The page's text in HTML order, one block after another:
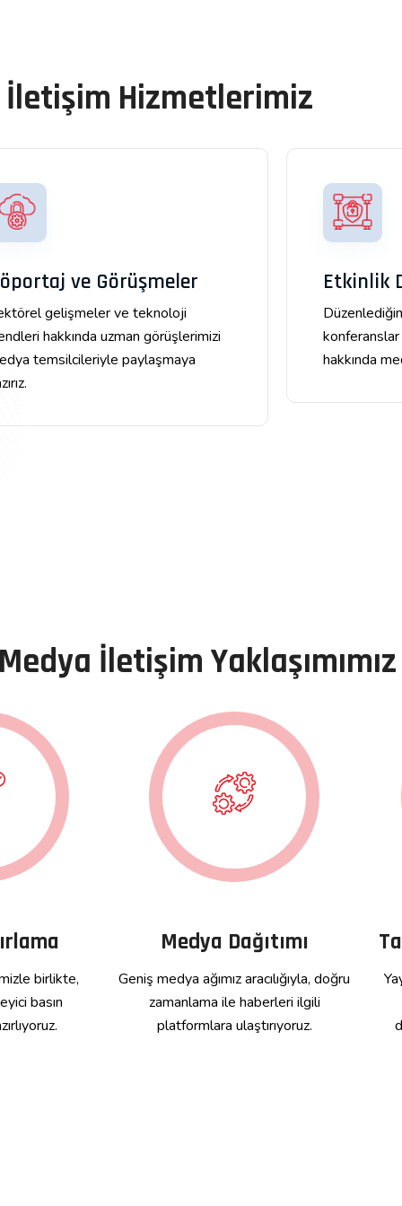
İletişim Hizmetlerimiz
ve Görüşmeler
gelişmeler ve teknoloji
hakkında uzman görüşlerimizi
temsilcileriyle paylaşmaya
Etkinlik
hakkında
İletişim Yaklaşımımız
birlikte,
basın
Medya Dağıtımı
Geniş medya ağımız aracılığıyla, doğru
zamanlama ile haberleri ilgili
platformlara ulaştırıyoruz.